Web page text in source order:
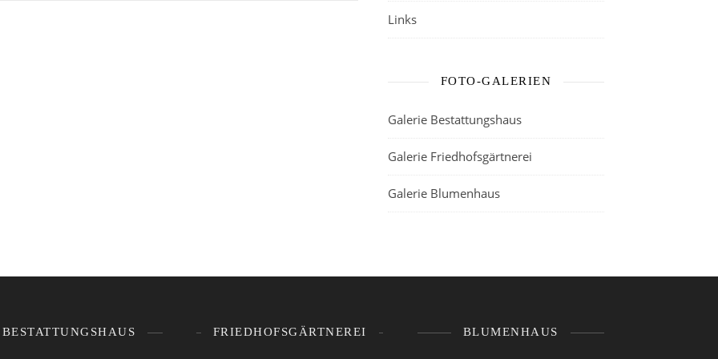
Links
FOTO-GALERIEN
Galerie Bestattungshaus
Galerie Friedhofsgärtnerei
Galerie Blumenhaus
BESTATTUNGSHAUS FRIEDHOFSGÄRTNEREI BLUMENHAUS